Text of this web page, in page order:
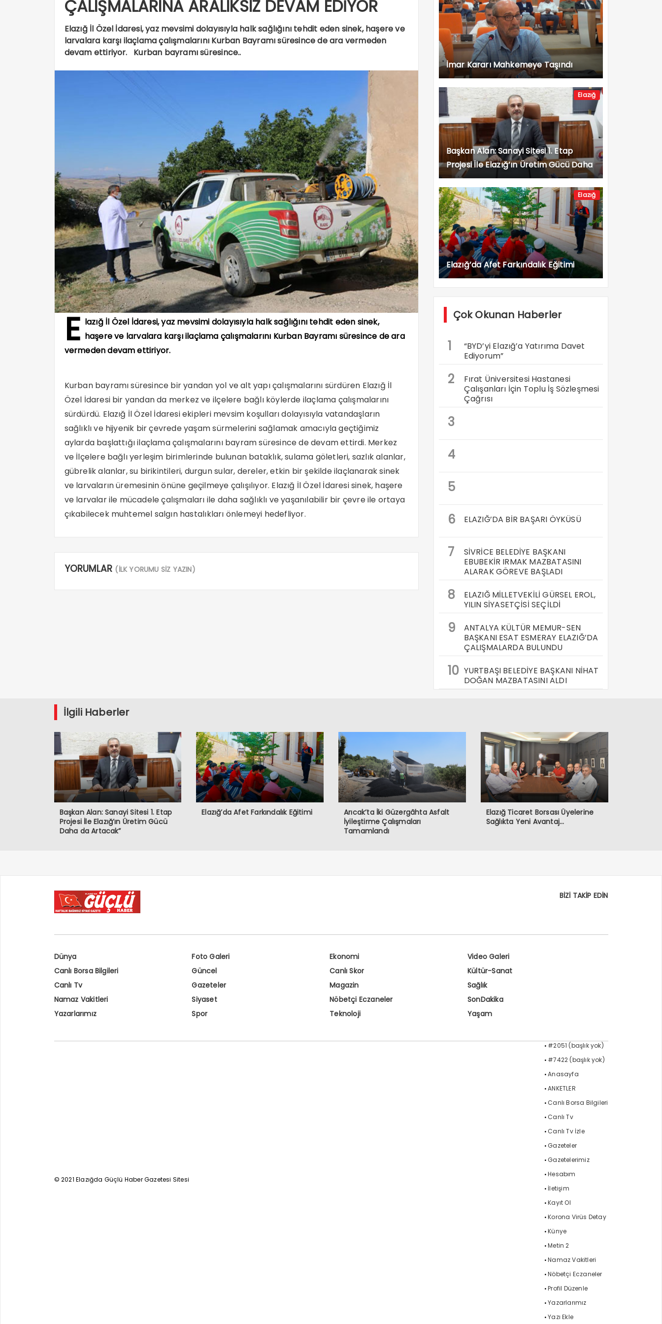
ÇALIŞMALARINA ARALIKSIZ DEVAM EDİYOR
Elazığ İl Özel İdaresi, yaz mevsimi dolayısıyla halk sağlığını tehdit eden sinek, haşere ve
larvalara karşı ilaçlama çalışmalarını Kurban Bayramı süresince de ara vermeden
devam ettiriyor. Kurban bayramı süresince..
E lazığ İl Özel İdaresi, yaz mevsimi dolayısıyla halk sağlığını tehdit eden sinek,
haşere ve larvalara karşı ilaçlama çalışmalarını Kurban Bayramı süresince de ara
vermeden devam ettiriyor.
Kurban bayramı süresince bir yandan yol ve alt yapı çalışmalarını sürdüren Elazığ İl
Özel İdaresi bir yandan da merkez ve ilçelere bağlı köylerde ilaçlama çalışmalarını
sürdürdü. Elazığ İl Özel İdaresi ekipleri mevsim koşulları dolayısıyla vatandaşların
sağlıklı ve hijyenik bir çevrede yaşam sürmelerini sağlamak amacıyla geçtiğimiz
aylarda başlattığı ilaçlama çalışmalarını bayram süresince de devam ettirdi. Merkez
ve İlçelere bağlı yerleşim birimlerinde bulunan bataklık, sulama göletleri, sazlık alanlar,
gübrelik alanlar, su birikintileri, durgun sular, dereler, etkin bir şekilde ilaçlanarak sinek
ve larvaların üremesinin önüne geçilmeye çalışılıyor. Elazığ İl Özel İdaresi sinek, haşere
ve larvalar ile mücadele çalışmaları ile daha sağlıklı ve yaşanılabilir bir çevre ile ortaya
çıkabilecek muhtemel salgın hastalıkları önlemeyi hedefliyor.
YORUMLAR (İLK YORUMU SİZ YAZIN)
İmar Kararı Mahkemeye Taşındı
Elazığ
Başkan Alan: Sanayi Sitesi 1. Etap
Projesi İle Elazığ’ın Üretim Gücü Daha
da Artacak”
Elazığ
Elazığ’da Afet Farkındalık Eğitimi
Çok Okunan Haberler
1
“BYD’yi Elazığ’a Yatırıma Davet
Ediyorum”
2
Fırat Üniversitesi Hastanesi
Çalışanları İçin Toplu İş Sözleşmesi
Çağrısı
3
4
5
6
ELAZIĞ’DA BİR BAŞARI ÖYKÜSÜ
7
SİVRİCE BELEDİYE BAŞKANI
EBUBEKİR IRMAK MAZBATASINI
ALARAK GÖREVE BAŞLADI
8
ELAZIĞ MİLLETVEKİLİ GÜRSEL EROL,
YILIN SİYASETÇİSİ SEÇİLDİ
9
ANTALYA KÜLTÜR MEMUR-SEN
BAŞKANI ESAT ESMERAY ELAZIĞ’DA
ÇALIŞMALARDA BULUNDU
10 YURTBAŞI BELEDİYE BAŞKANI NİHAT
DOĞAN MAZBATASINI ALDI
İlgili Haberler
Başkan Alan: Sanayi Sitesi 1. Etap
Projesi İle Elazığ’ın Üretim Gücü
Daha da Artacak”
Elazığ’da Afet Farkındalık Eğitimi
Arıcak’ta İki Güzergâhta Asfalt
İyileştirme Çalışmaları
Tamamlandı
Elazığ Ticaret Borsası Üyelerine
Sağlıkta Yeni Avantaj…
BİZİ TAKİP EDİN
Dünya Foto Galeri Ekonomi
Video Galeri
Canlı Borsa Bilgileri
Güncel Canlı Skor
Kültür-Sanat
Canlı Tv
Gazeteler Magazin
Sağlık
Namaz Vakitleri
Siyaset Nöbetçi Eczaneler
SonDakika
Yazarlarımız
Spor Teknoloji Yaşam
© 2021 Elazığda Güçlü Haber Gazetesi Sitesi
#2051 (başlık yok)
#7422 (başlık yok)
Anasayfa
ANKETLER
Canlı Borsa Bilgileri
Canlı Tv
Canlı Tv İzle
Gazeteler
Gazetelerimiz
Hesabım
İletişim
Kayıt Ol
Korona Virüs Detay
Künye
Metin 2
Namaz Vakitleri
Nöbetçi Eczaneler
Profil Düzenle
Yazarlarımız
Yazı Ekle